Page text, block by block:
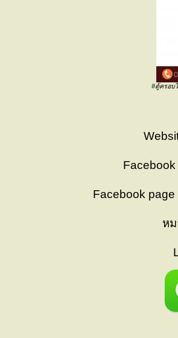
#ตู้ครอบ
Facebook
ห